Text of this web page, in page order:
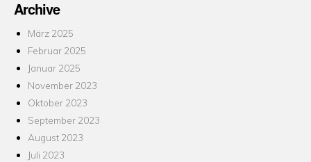
Archive
März 2025
Februar 2025
Januar 2025
November 2023
Oktober 2023
September 2023
August 2023
Juli 2023